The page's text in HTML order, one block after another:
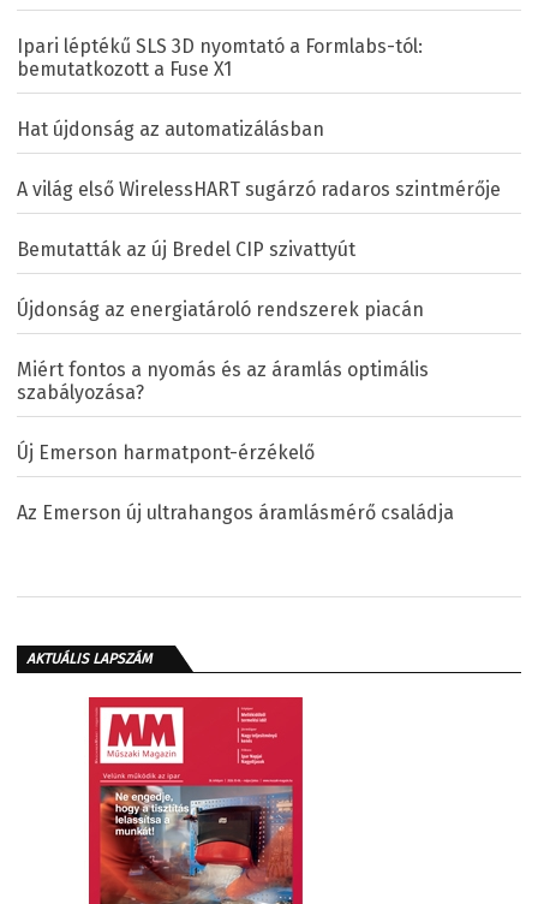
Ipari léptékű SLS 3D nyomtató a Formlabs-tól:
bemutatkozott a Fuse X1
Hat újdonság az automatizálásban
A világ első WirelessHART sugárzó radaros szintmérője
Bemutatták az új Bredel CIP szivattyút
Újdonság az energiatároló rendszerek piacán
Miért fontos a nyomás és az áramlás optimális
szabályozása?
Új Emerson harmatpont-érzékelő
Az Emerson új ultrahangos áramlásmérő családja
AKTUÁLIS LAPSZÁM